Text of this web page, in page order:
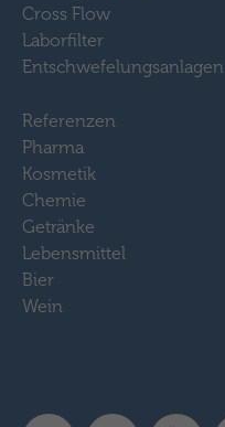
Cross Flow
Laborfilter
Entschwefelungsanlagen
Referenzen
Pharma
Kosmetik
Chemie
Getränke
Lebensmittel
Bier
Wein